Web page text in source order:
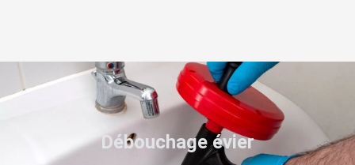
Débouchage évier